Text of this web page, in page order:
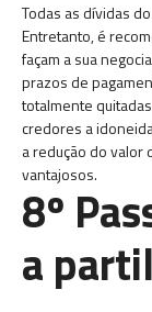
Todas as dívidas
Entretanto, é
façam a sua
prazos de
totalmente
credores a
a redução do valor
vantajosos.
8º
a